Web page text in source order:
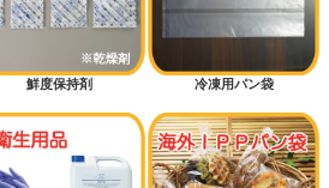
鮮度保持剤 冷凍用パン袋